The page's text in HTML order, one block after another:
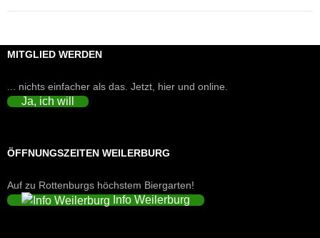
MITGLIED WERDEN
... nichts einfacher als das. Jetzt, hier und online.
Ja, ich will
ÖFFNUNGSZEITEN WEILERBURG
Auf zu Rottenburgs höchstem Biergarten!
Info Weilerburg